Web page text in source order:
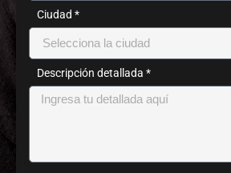
Ciudad *
Descripción detallada *